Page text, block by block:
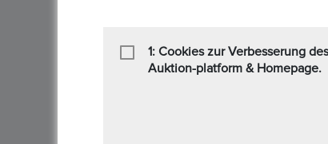
1: Cookies zur Verbesserung des
Auktion-platform & Homepage.